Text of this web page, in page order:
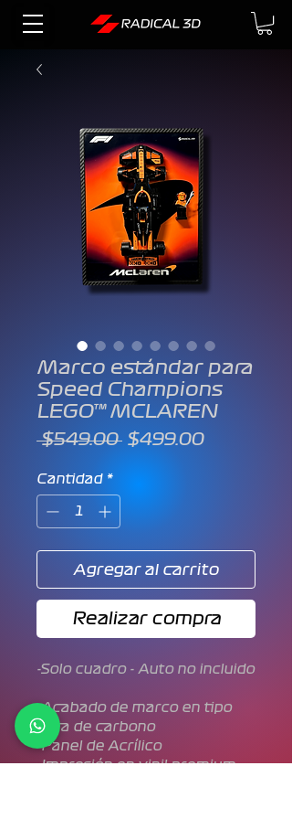
Marco estándar para
Speed Champions
LEGO™ MCLAREN
$549.00 Precio
$499.00Precio
Cantidad *
Agregar al carrito
Realizar compra
-Solo cuadro - Auto no incluido
-Acabado de marco en tipo
fibra de carbono
-Panel de Acrílico
-Impresión en vinil premium